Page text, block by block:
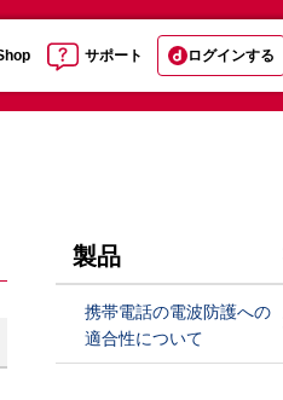
サポート ログインする
製品
携帯電話の電波防護への
適合性について